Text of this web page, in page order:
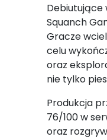
Debiutujące
Squanch
Gracze
celu
oraz
nie tylko
Produkcja
76/100 w
oraz